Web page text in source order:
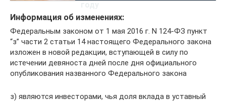
Информация об изменениях:
Федеральным законом от 1 мая 2016 г. N 124-ФЗ пункт
“з” части 2 статьи 14 настоящего Федерального закона
изложен в новой редакции, вступающей в силу по
истечении девяноста дней после дня официального
опубликования названного Федерального закона
з) являются инвесторами, чья доля вклада в уставный